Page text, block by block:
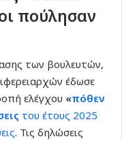
πούλησαν
των βουλευτών,
έδωσε
ελέγχου «πόθεν
του έτους 2025
. Τις δηλώσεις